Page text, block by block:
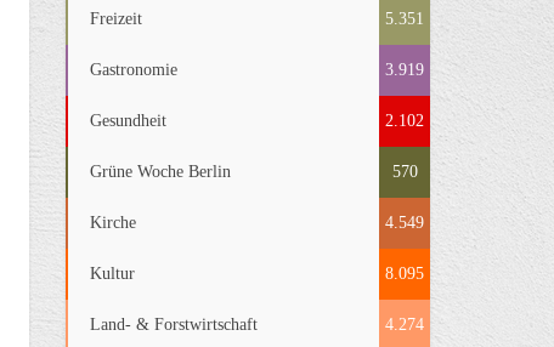
Freizeit 5.351
Gastronomie 3.919
Gesundheit 2.102
Grüne Woche Berlin 570
Kirche 4.549
Kultur 8.095
Land- & Forstwirtschaft 4.274